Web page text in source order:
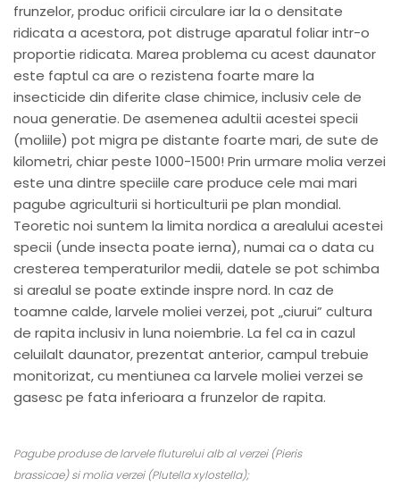
frunzelor, produc orificii circulare iar la o densitate
ridicata a acestora, pot distruge aparatul foliar intr-o
proportie ridicata. Marea problema cu acest daunator
este faptul ca are o rezistena foarte mare la
insecticide din diferite clase chimice, inclusiv cele de
noua generatie. De asemenea adultii acestei specii
(moliile) pot migra pe distante foarte mari, de sute de
kilometri, chiar peste 1000-1500! Prin urmare molia verzei
este una dintre speciile care produce cele mai mari
pagube agriculturii si horticulturii pe plan mondial.
Teoretic noi suntem la limita nordica a arealului acestei
specii (unde insecta poate ierna), numai ca o data cu
cresterea temperaturilor medii, datele se pot schimba
si arealul se poate extinde inspre nord. In caz de
toamne calde, larvele moliei verzei, pot „ciurui” cultura
de rapita inclusiv in luna noiembrie. La fel ca in cazul
celuilalt daunator, prezentat anterior, campul trebuie
monitorizat, cu mentiunea ca larvele moliei verzei se
gasesc pe fata inferioara a frunzelor de rapita.
Pagube produse de larvele fluturelui alb al verzei (Pieris
brassicae) si molia verzei (Plutella xylostella);